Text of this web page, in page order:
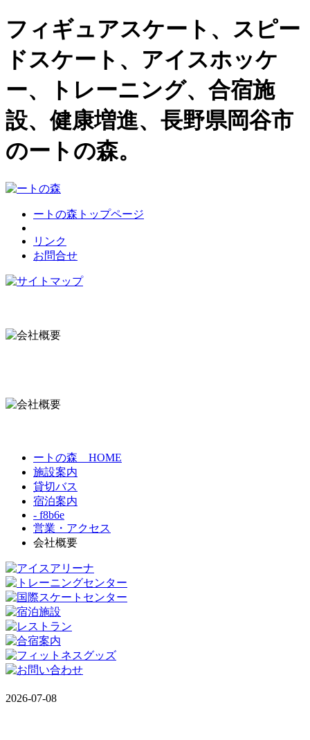
フィギュアスケート、スピー
ドスケート、アイスホッケ
ー、トレーニング、合宿施
設、健康増進、長野県岡谷市
のートの森。
ートの森トップページ
リンク
お問合せ
ートの森 HOME
施設案内
貸切バス
宿泊案内
- f8b6e
営業・アクセス
会社概要
2026-07-08